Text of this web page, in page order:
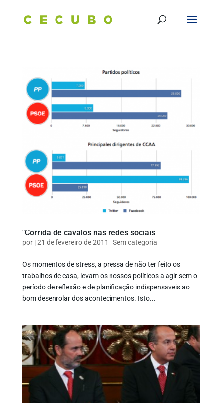
"Corrida de cavalos nas redes sociais
por |21 de fevereiro de 2011 |Sem categoria
Os momentos de stress, a pressa de não ter feito os
trabalhos de casa, levam os nossos políticos a agir sem o
período de reflexão e de planificação indispensáveis ao
bom desenrolar dos acontecimentos. Isto...